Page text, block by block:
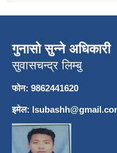
गुनासो सुन्ने अधिकारी
सुवासचन्द्र लिम्बु
फोन: 9862441620
इमेल: